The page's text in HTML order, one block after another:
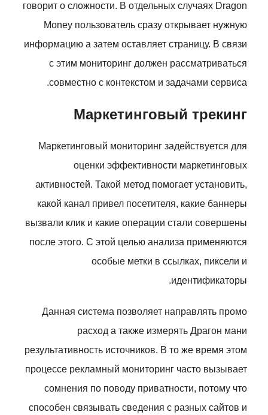
говорит о сложности. В отдельных случаях Dragon
Money пользователь сразу открывает нужную
информацию а затем оставляет страницу. В связи
с этим мониторинг должен рассматриваться
совместно с контекстом и задачами сервиса.
Маркетинговый трекинг
Маркетинговый мониторинг задействуется для
оценки эффективности маркетинговых
активностей. Такой метод помогает установить,
какой канал привел посетителя, какие баннеры
вызвали клик и какие операции стали совершены
после этого. С этой целью анализа применяются
особые метки в ссылках, пиксели и
идентификаторы.
Данная система позволяет направлять промо
расход а также измерять Драгон мани
результативность источников. В то же время этом
процессе рекламный мониторинг часто вызывает
сомнения по поводу приватности, потому что
способен связывать сведения с разных сайтов и